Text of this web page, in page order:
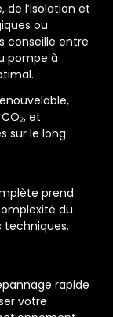
de l’isolation et
ou
conseille entre
pompe à
et
sur le long
prend
du
rapide
votre